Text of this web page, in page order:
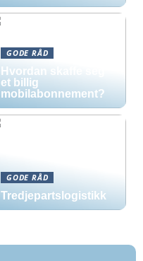
GODE RÅD
Hvordan skaffe seg
et billig
mobilabonnement?
GODE RÅD
Tredjepartslogistikk